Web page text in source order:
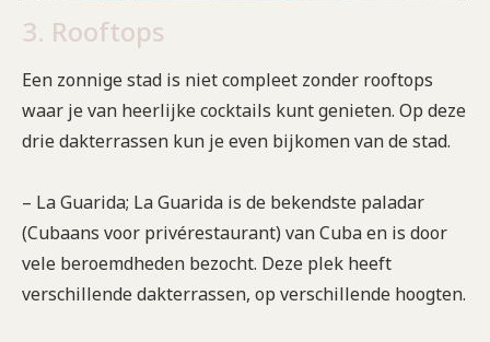
3. Rooftops
Een zonnige stad is niet compleet zonder rooftops
waar je van heerlijke cocktails kunt genieten. Op deze
drie dakterrassen kun je even bijkomen van de stad.
– La Guarida; La Guarida is de bekendste paladar
(Cubaans voor privérestaurant) van Cuba en is door
vele beroemdheden bezocht. Deze plek heeft
verschillende dakterrassen, op verschillende hoogten.